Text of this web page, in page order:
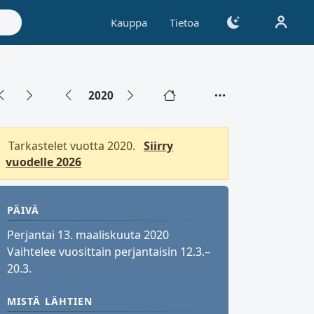
Kauppa Tietoa
2020
Tarkastelet vuotta 2020. Siirry
vuodelle 2026
PÄIVÄ
Perjantai 13. maaliskuuta 2020
Vaihtelee vuosittain perjantaisin 12.3.–
20.3.
MISTÄ LÄHTIEN